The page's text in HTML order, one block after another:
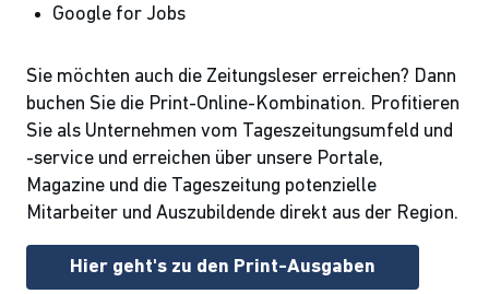
Google for Jobs
Sie möchten auch die Zeitungsleser erreichen? Dann
buchen Sie die Print-Online-Kombination. Profitieren
Sie als Unternehmen vom Tageszeitungsumfeld und
-service und erreichen über unsere Portale,
Magazine und die Tageszeitung potenzielle
Mitarbeiter und Auszubildende direkt aus der Region.
Hier geht's zu den Print-Ausgaben